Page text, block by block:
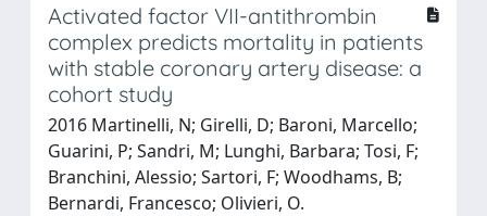
Activated factor VII-antithrombin
complex predicts mortality in patients
with stable coronary artery disease: a
cohort study
2016 Martinelli, N; Girelli, D; Baroni, Marcello;
Guarini, P; Sandri, M; Lunghi, Barbara; Tosi, F;
Branchini, Alessio; Sartori, F; Woodhams, B;
Bernardi, Francesco; Olivieri, O.